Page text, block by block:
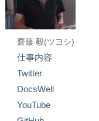
齋藤 毅(ツヨシ)
仕事内容
Twitter
DocsWell
YouTube